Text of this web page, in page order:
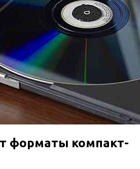
форматы компакт-